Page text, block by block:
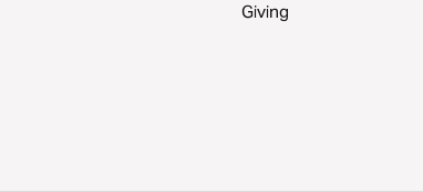
Giving